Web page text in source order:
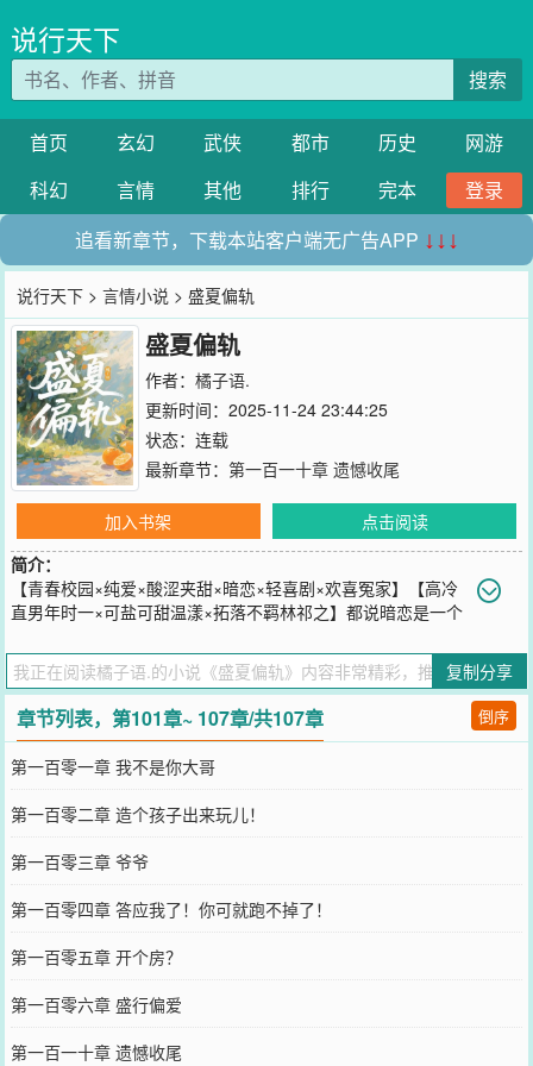
说行天下
搜索
首页 玄幻 武侠 都市 历史
网游
科幻
言情 其他 排行 完本
登录
追看新章节，下载本站客户端无广告APP ↓↓↓
说行天下 >言情小说 > 盛夏偏轨
盛夏偏轨
作者： 橘子语.
更新时间：2025-11-24 23:44:25
状态：连载
最新章节： 第一百一十章 遗憾收尾
加入书架
点击阅读
简介：
【青春校园×纯爱×酸涩夹甜×暗恋×轻喜剧×欢喜冤家】【高冷
直男年时一×可盐可甜温漾×拓落不羁林祁之】都说暗恋是一个
年时一，她追逐着光而行，却从未发现身边对她盛行偏爱的林祁之。
“漾漾！谁说你胖了！很元气的好不好！”“谁说女孩子不能大大咧咧，
我偏要你向阳而生，随心而活。”“勤俭节约，是个乖乖的漾宝宝，我
要向你看齐！”是的，林祁之总不着调往她身边蹭。直到…，年时一拒
绝了她，暗恋转为明恋，那个吊儿郎当的林祁之恍然间像是变了个
人，开始变成温柔的小狗狗，只对自己摇尾乞怜。＊七年后—“漾漾，
都说七年是忘记一个人的最佳时间段，血液和细胞全都透析了一遍，
我该说你钟情好呢？还是就是不愿意爱我好呢？”温漾看着昔日风光的
林祁之，骨相脸上胡青大片，她回：“爱我很累吧？你都说七年是个忘
人的坎儿，那为什么…七年了，你却没忘记我？”再到婚礼。“我将违
背我的天性，忤逆我的本能，永远爱你。”林祁之单膝下跪，手捧鲜花
将最好的都奉献给了漾漾。温漾在婚床上问他：“不后悔吗？或者你怪
过我吗？”林祁之邪魅勾唇，单手拽住衣边，轻而易举脱壳：“你想知
道吗？等下你就知道了…。”
您要是觉得《
盛夏偏轨》还不错的话请不要忘记向您QQ群和微博微信
里的朋友推荐哦！
复制分享
章节列表，第101章~ 107章/共107章 倒序
第一百零一章 我不是你大哥
第一百零二章 造个孩子出来玩儿！
第一百零三章 爷爷
第一百零四章 答应我了！你可就跑不掉了！
第一百零五章 开个房？
第一百零六章 盛行偏爱
第一百一十章 遗憾收尾